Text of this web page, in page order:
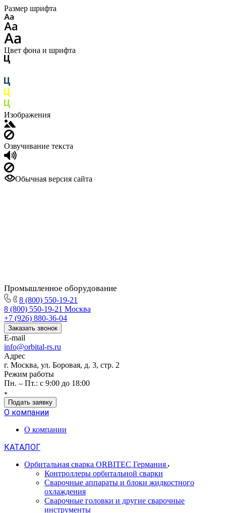
Размер шрифта
Цвет фона и шрифта
Изображения
Озвучивание текста
Обычная версия сайта
Промышленное оборудование
8 (800) 550-19-21
8 (800) 550-19-21 Москва
+7 (926) 880-36-04
Заказать звонок
E-mail
info@orbital-rs.ru
Адрес
г. Москва, ул. Боровая, д. 3, стр. 2
Режим работы
Пн. – Пт.: с 9:00 до 18:00
Подать заявку
О компании
О компании
КАТАЛОГ
Орбитальная сварка ORBITEC Германия
Контроллеры орбитальной сварки
Сварочные аппараты и блоки жидкостного
охлаждения
Сварочные головки и другие сварочные
инструменты